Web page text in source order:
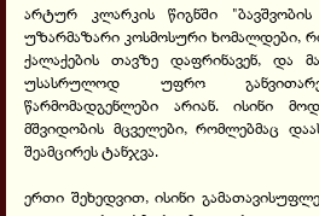
არტურ კლარკის წიგნში
უზარმაზარი კოსმოსური ხომალდები,
ქალაქების თავზე დაფრინავენ, და
უსასრულოდ უფრო
წარმომადგენლები არიან. ისინი
მშვიდობის მცველები, რომლებმაც
შეამცირეს ტანჯვა.
ერთი შეხედვით, ისინი